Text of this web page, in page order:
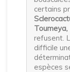
certains
Toumeya,
refusent.
difficile
espèces